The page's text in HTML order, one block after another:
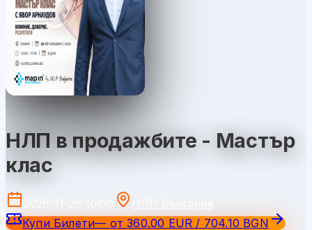
България
НЛП в продажбите - Мастър
клас
Купи Билети— от 360.00 EUR / 704.10 BGN